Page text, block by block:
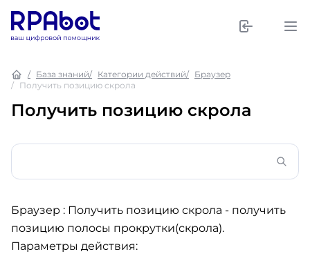
База знаний Категории действий
Браузер
Получить позицию скрола
Получить позицию скрола
Браузер : Получить позицию скрола - получить
позицию полосы прокрутки(скрола).
Параметры действия: